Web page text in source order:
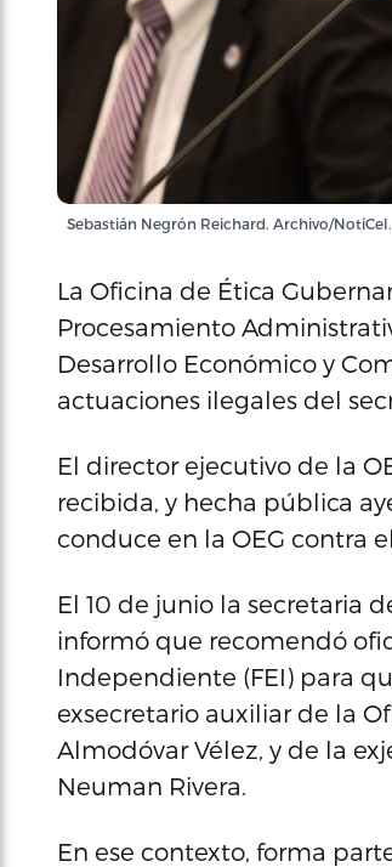
Sebastián Negrón Reichard. Archivo/NotiCel.
La Oficina de Ética
Procesamiento
Desarrollo Económico y
actuaciones ilegales del
El director ejecutivo de la
recibida, y hecha pública
conduce en la OEG contra
El 10 de junio la secretaria
informó que recomendó
Independiente (FEI) para
exsecretario auxiliar de la
Almodóvar Vélez, y de la
Neuman Rivera.
En ese contexto, forma